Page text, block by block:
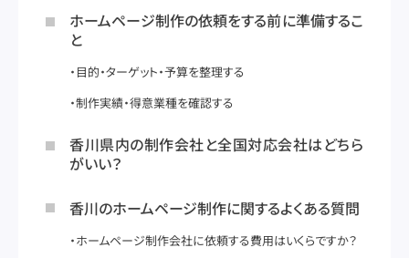
ホームページ制作の依頼をする前に準備するこ
と
目的・ターゲット・予算を整理する
制作実績・得意業種を確認する
香川県内の制作会社と全国対応会社はどちら
がいい？
香川のホームページ制作に関するよくある質問
ホームページ制作会社に依頼する費用はいくらですか？